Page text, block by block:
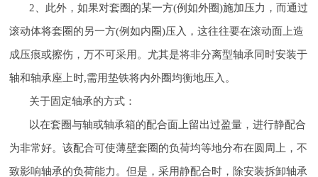
2、此外，如果对套圈的某一方(例如外圈)施加压力，而通过
滚动体将套圈的另一方(例如内圈)压入，这往往要在滚动面上造
成压痕或擦伤，万不可采用。尤其是将非分离型轴承同时安装于
轴和轴承座上时,需用垫铁将内外圈均衡地压入。
关于固定轴承的方式：
以在套圈与轴或轴承箱的配合面上留出过盈量，进行静配合
为非常好。该配合可使薄壁套圈的负荷均等地分布在圆周上，不
致影响轴承的负荷能力。但是，采用静配合时，除安装拆卸轴承